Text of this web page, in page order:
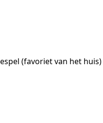
(favoriet van het huis)